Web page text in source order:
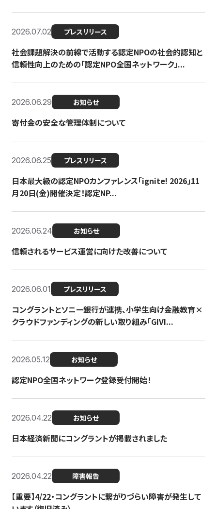
2026.07.02 プレスリリース
社会課題解決の前線で活動する認定NPOの社会的認知と
信頼性向上のための「認定NPO全国ネットワーク」...
2026.06.29 お知らせ
寄付金の安全な管理体制について
2026.06.25 プレスリリース
日本最大級の認定NPOカンファレンス「ignite! 2026」11
月20日(金)開催決定！認定NP...
2026.06.24 お知らせ
信頼されるサービス運営に向けた改善について
2026.06.01 プレスリリース
コングラントとソニー銀行が連携、小学生向け金融教育×
クラウドファンディングの新しい取り組み「GIVI...
2026.05.12 お知らせ
認定NPO全国ネットワーク登録受付開始！
2026.04.22 お知らせ
日本経済新聞にコングラントが掲載されました
2026.04.22 障害報告
【重要】4/22・コングラントに繋がりづらい障害が発生して